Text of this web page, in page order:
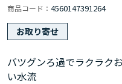
商品コード 4560147391264
お取り寄せ
バツグンろ過でラクラク
い水流